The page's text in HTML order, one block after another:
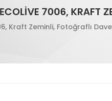
7006, KRAFT
Kraft Zeminli, Fotoğraflı